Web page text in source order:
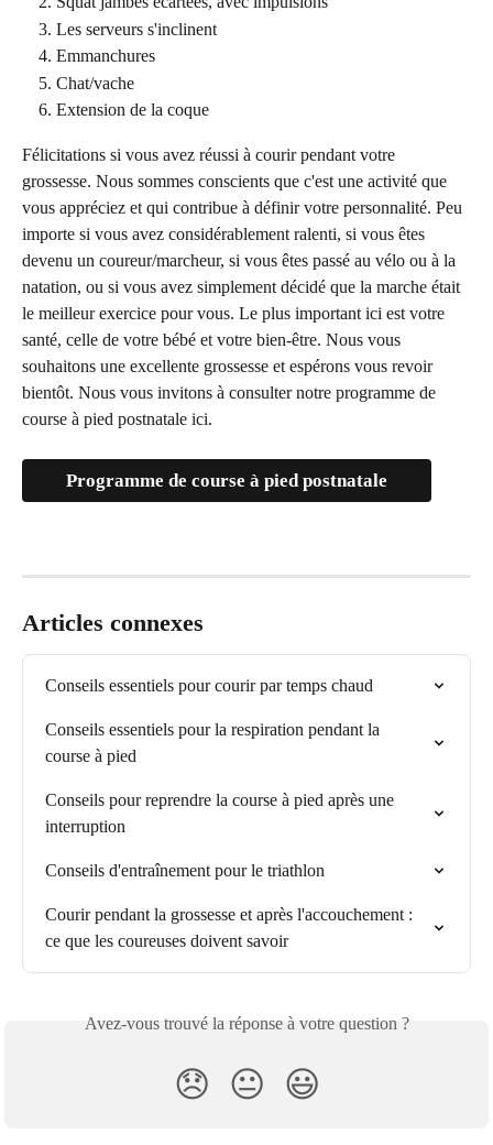
Les serveurs s'inclinent
Emmanchures
Chat/vache
Extension de la coque
Félicitations si vous avez réussi à courir pendant votre
grossesse. Nous sommes conscients que c'est une activité que
vous appréciez et qui contribue à définir votre personnalité. Peu
importe si vous avez considérablement ralenti, si vous êtes
devenu un coureur/marcheur, si vous êtes passé au vélo ou à la
natation, ou si vous avez simplement décidé que la marche était
le meilleur exercice pour vous. Le plus important ici est votre
santé, celle de votre bébé et votre bien-être. Nous vous
souhaitons une excellente grossesse et espérons vous revoir
bientôt. Nous vous invitons à consulter notre programme de
course à pied postnatale ici.
Programme de course à pied postnatale
Articles connexes
Conseils essentiels pour courir par temps chaud
Conseils essentiels pour la respiration pendant la
course à pied
Conseils pour reprendre la course à pied après une
interruption
Conseils d'entraînement pour le triathlon
Courir pendant la grossesse et après l'accouchement :
ce que les coureuses doivent savoir
Avez-vous trouvé la réponse à votre question ?
😞 😐 😃